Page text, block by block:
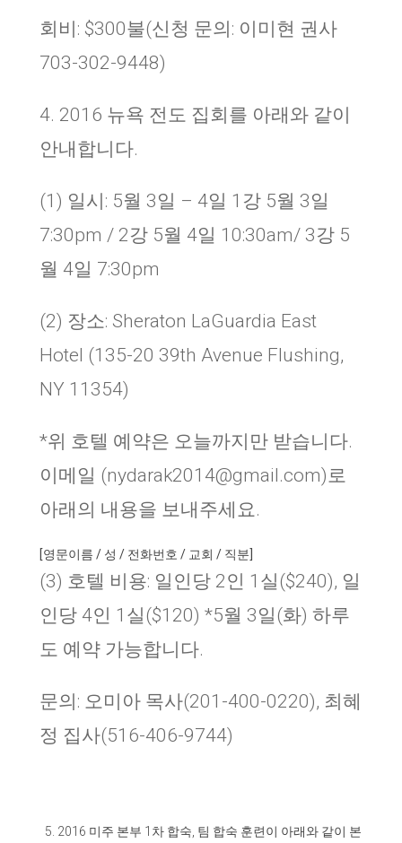
회비: $300불(신청 문의: 이미현 권사
703-302-9448)
4. 2016 뉴욕 전도 집회를 아래와 같이
안내합니다.
(1) 일시: 5월 3일 – 4일 1강 5월 3일
7:30pm / 2강 5월 4일 10:30am/ 3강 5
월 4일 7:30pm
(2) 장소: Sheraton LaGuardia East
Hotel (135-20 39th Avenue Flushing,
NY 11354)
*위 호텔 예약은 오늘까지만 받습니다.
이메일 (nydarak2014@gmail.com)로
아래의 내용을 보내주세요.
[영문이름 / 성 / 전화번호 / 교회 / 직분]
(3) 호텔 비용: 일인당 2인 1실($240), 일
인당 4인 1실($120) *5월 3일(화) 하루
도 예약 가능합니다.
문의: 오미아 목사(201-400-0220), 최혜
정 집사(516-406-9744)
2016 미주 본부 1 차 합숙 팀 합숙 훈련이 아래와 같이 본